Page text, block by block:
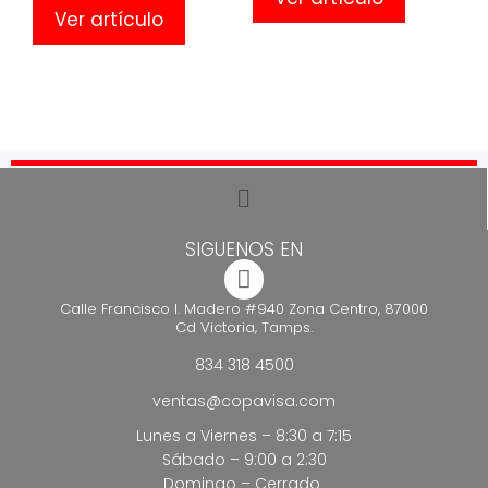
Ver artículo
SIGUENOS EN
Calle Francisco I. Madero #940 Zona Centro, 87000
Cd Victoria, Tamps.
834 318 4500
ventas@copavisa.com
Lunes a Viernes – 8:30 a 7:15
Sábado – 9:00 a 2:30